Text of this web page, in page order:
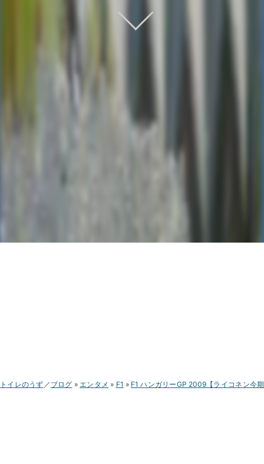
トイレのうず ブログ エンタメ F1 F1 ハンガリーGP 2009【ライコネン今期